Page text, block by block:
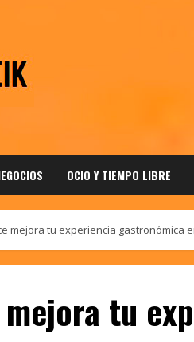
OCIO Y TIEMPO LIBRE
mejora tu experiencia gastronómica
tu